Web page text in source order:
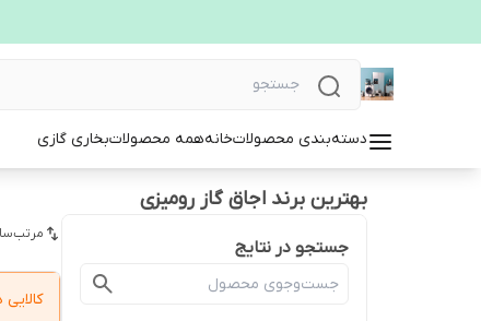
دسته‌بندی محصولاتخانههمه محصولاتبخاری گازی
بهترین برند اجاق گاز رومیزی
جستجو در نتایج